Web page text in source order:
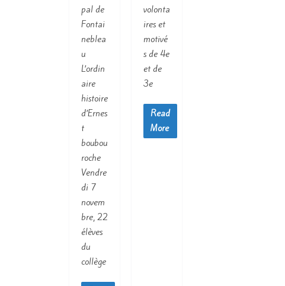
pal de
Fontai
neblea
u
L’ordin
aire
histoire
d’Ernes
t
boubou
roche
Vendre
di 7
novem
bre, 22
élèves
du
collège
volonta
ires et
motivé
s de 4e
et de
3e
Read
More